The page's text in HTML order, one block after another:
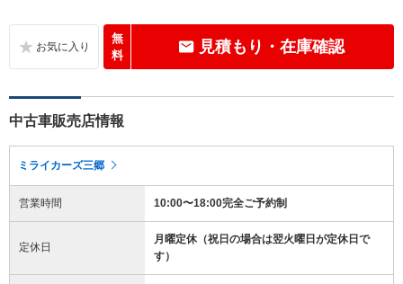
無
料
見積もり・在庫確認
中古車販売店情報
ミライカーズ三郷
営業時間 10:00〜18:00完全ご予約制
定休日
月曜定休（祝日の場合は翌火曜日が定休日で
す）